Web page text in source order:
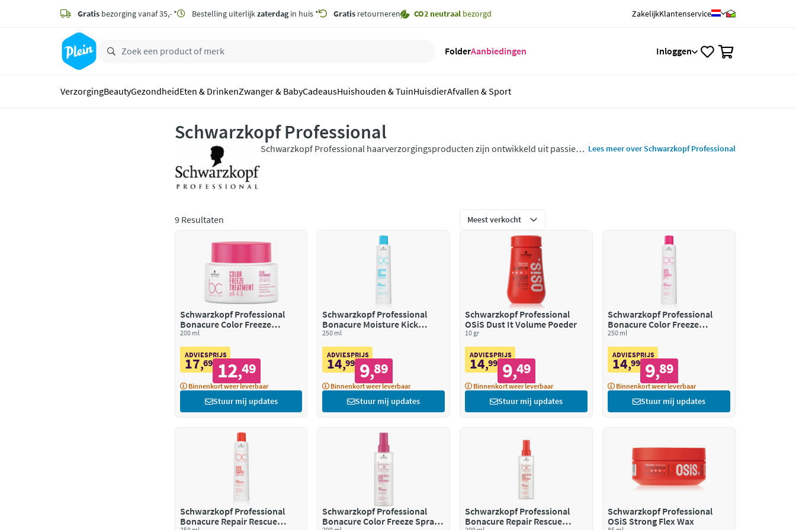
zoeken
hoofdinhoud
Gratis bezorging vanaf 35,- * Bestelling uiterlijkzaterdagin huis * Gratis retourneren CO2 neutraal bezorgd ZakelijkKlantenservice
FolderAanbiedingen Inloggen
VerzorgingBeautyGezondheidEten & DrinkenZwanger & BabyCadeausHuishouden & TuinHuisdierAfvallen & Sport
Schwarzkopf Professional
Schwarzkopf Professional haarverzorgingsproducten zijn ontwikkeld uit passie
Lees meer over Schwarzkopf Professional
9 Resultaten
Schwarzkopf Professional
Bonacure Color Freeze
Haarmasker
200 ml
ADVIESPRIJS
17,69 12,49
Binnenkort weer leverbaar
Stuur mij updates
Schwarzkopf Professional
Bonacure Moisture Kick
Shampoo
250 ml
ADVIESPRIJS
14,99 9,89
Binnenkort weer leverbaar
Stuur mij updates
Schwarzkopf Professional
OSiS Dust It Volume Poeder
10 gr
ADVIESPRIJS
14,99 9,49
Binnenkort weer leverbaar
Stuur mij updates
Schwarzkopf Professional
Bonacure Color Freeze
Shampoo
250 ml
ADVIESPRIJS
14,99 9,89
Binnenkort weer leverbaar
Stuur mij updates
Schwarzkopf Professional
Bonacure Repair Rescue
Schwarzkopf Professional
Bonacure Color Freeze Spray
Schwarzkopf Professional
Bonacure Repair Rescue
Schwarzkopf Professional
OSiS Strong Flex Wax